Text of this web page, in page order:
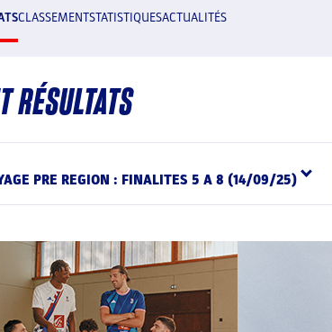
CLASSEMENTSTATISTIQUESACTUALITÉS
RÉSULTATS
PRE REGION : FINALITES 5 A 8 (14/09/25)